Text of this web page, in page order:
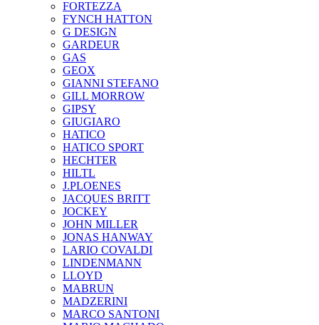
FORTEZZA
FYNCH HATTON
G DESIGN
GARDEUR
GAS
GEOX
GIANNI STEFANO
GILL MORROW
GIPSY
GIUGIARO
HATICO
HATICO SPORT
HECHTER
HILTL
J.PLOENES
JAСQUES BRITT
JOCKEY
JOHN MILLER
JONAS HANWAY
LARIO COVALDI
LINDENMANN
LLOYD
MABRUN
MADZERINI
MARCO SANTONI